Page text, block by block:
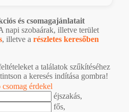
és csomagajánlatait
napi szobaárak, illetve terület
, illetve a részletes keresőben
a találatok szűkítéséhez
a keresés indítása gombra!
érdekel
éjszakás,
fős,